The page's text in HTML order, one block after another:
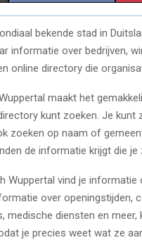
H
A
R
O
N
bekende stad in
informatie over bedrijven,
online directory die
maakt het
kunt zoeken. Je
zoeken op naam of
de informatie krijgt die je
Wuppertal vind je
over
medische diensten en
je precies weet wat ze